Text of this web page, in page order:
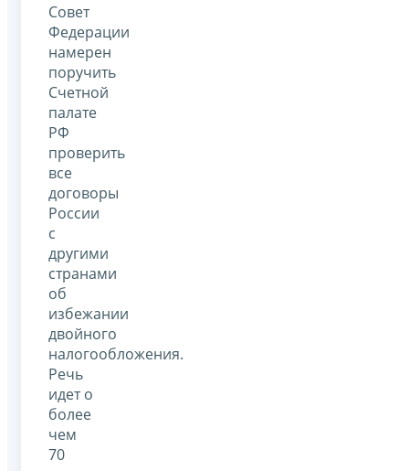
Совет
Федерации
намерен
поручить
Счетной
палате
РФ
проверить
все
договоры
России
с
другими
странами
об
избежании
двойного
налогообложения.
Речь
идет о
более
чем
70